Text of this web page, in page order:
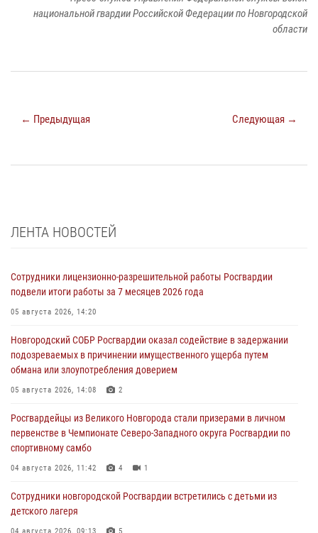
национальной гвардии Российской Федерации по Новгородской
области
← Предыдущая Следующая →
ЛЕНТА НОВОСТЕЙ
Сотрудники лицензионно-разрешительной работы Росгвардии
подвели итоги работы за 7 месяцев 2026 года
05 августа 2026, 14:20
Новгородский СОБР Росгвардии оказал содействие в задержании
подозреваемых в причинении имущественного ущерба путем
обмана или злоупотребления доверием
05 августа 2026, 14:08 2
Росгвардейцы из Великого Новгорода стали призерами в личном
первенстве в Чемпионате Северо-Западного округа Росгвардии по
спортивному самбо
04 августа 2026, 11:42 4 1
Сотрудники новгородской Росгвардии встретились с детьми из
детского лагеря